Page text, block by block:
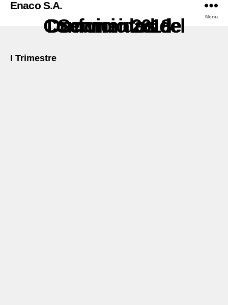
Enaco S.A.
Menu
Documentos de Conformidad del Servicio 2018
I Trimestre